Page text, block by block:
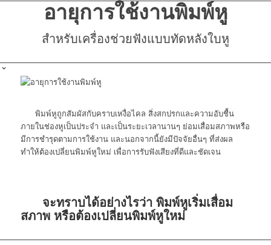
อายุการใช้งานพิมพ์หู
สำหรับเครื่องช่วยฟังแบบทัดหลังใบหู
พิมพ์หูถูกสัมผัสกับคราบเหงื่อไคล สิ่งสกปรกและความอับชื้น
ภายในช่องหูเป็นประจำ และเป็นระยะเวลานานๆ ย่อมเสื่อมสภาพหรือ
มีการชำรุดตามการใช้งาน และนอกจากนี้ยังมีปัจจัยอื่นๆ ที่ส่งผล
ทำให้ต้องเปลี่ยนพิมพ์หูใหม่ เพื่อการรับฟังเสียงที่ดีและชัดเจน
จะทราบได้อย่างไรว่า พิมพ์หูเริ่มเสื่อม
สภาพ หรือต้องเปลี่ยนพิมพ์หูใหม่